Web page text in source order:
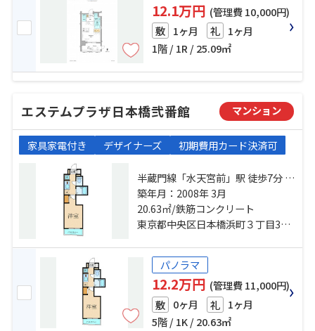
12.1万円 (管理費 10,000円)
敷 1ヶ月 礼 1ヶ月
1階 / 1R / 25.09㎡
エステムプラザ日本橋弐番館 マンション
家具家電付き デザイナーズ 初期費用カード決済可
半蔵門線「水天宮前」駅 徒歩7分 都
営新宿線「浜町」駅 徒歩5分 都営大
江戸線「森下」駅 徒歩10分
築年月：2008年 3月
20.63㎡/鉄筋コンクリート
東京都中央区日本橋浜町３丁目36-8
パノラマ
12.2万円 (管理費 11,000円)
敷 0ヶ月 礼 1ヶ月
5階 / 1K / 20.63㎡